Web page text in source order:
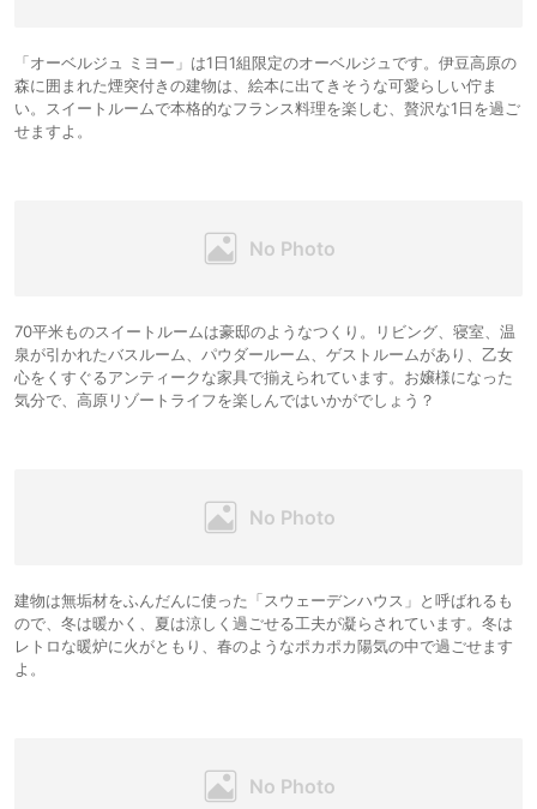
「オーベルジュ ミヨー」は1日1組限定のオーベルジュです。伊豆高原の
森に囲まれた煙突付きの建物は、絵本に出てきそうな可愛らしい佇ま
い。スイートルームで本格的なフランス料理を楽しむ、贅沢な1日を過ご
せますよ。
70平米ものスイートルームは豪邸のようなつくり。リビング、寝室、温
泉が引かれたバスルーム、パウダールーム、ゲストルームがあり、乙女
心をくすぐるアンティークな家具で揃えられています。お嬢様になった
気分で、高原リゾートライフを楽しんではいかがでしょう？
建物は無垢材をふんだんに使った「スウェーデンハウス」と呼ばれるも
ので、冬は暖かく、夏は涼しく過ごせる工夫が凝らされています。冬は
レトロな暖炉に火がともり、春のようなポカポカ陽気の中で過ごせます
よ。